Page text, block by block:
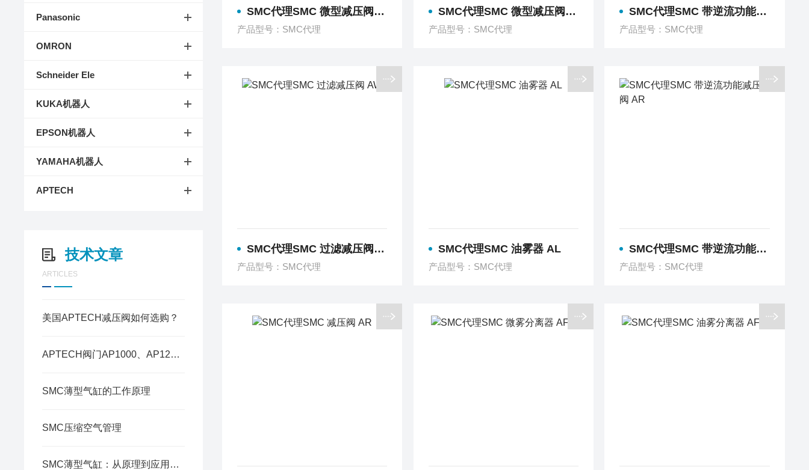
Panasonic
OMRON
Schneider Ele
KUKA机器人
EPSON机器人
YAMAHA机器人
APTECH
技术文章
ARTICLES
美国APTECH减压阀如何选购？
APTECH阀门AP1000、AP1200、AK1000、AK1200 等
SMC薄型气缸的工作原理
SMC压缩空气管理
SMC薄型气缸：从原理到应用的解析
SMC代理SMC 微型减压阀 ARJ210
产品型号：SMC代理
SMC代理SMC 微型减压阀 ARJ1020F
产品型号：SMC代理
SMC代理SMC 带逆流功能的过滤减压阀 AW
产品型号：SMC代理
SMC代理SMC 过滤减压阀 AW
产品型号：SMC代理
SMC代理SMC 油雾器 AL
产品型号：SMC代理
SMC代理SMC 带逆流功能减压阀 AR
产品型号：SMC代理